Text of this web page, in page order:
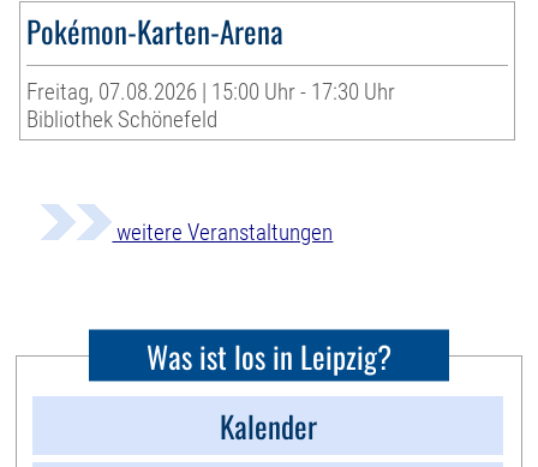
Pokémon-Karten-Arena
Freitag, 07.08.2026 | 15:00 Uhr - 17:30 Uhr
Bibliothek Schönefeld
weitere Veranstaltungen
Was ist los in Leipzig?
Kalender